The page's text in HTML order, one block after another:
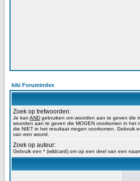
kiki Forumindex
Zoek op trefwoorden:
Je kan AND gebruiken om woorden aan te geven die
woorden aan te geven die MOGEN voorkomen in het
die NIET in het resultaat mogen voorkomen. Gebruik
van een woord.
Zoek op auteur:
Gebruik een * (wildcard) om op een deel van een